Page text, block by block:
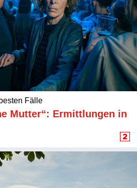
Fälle
Mutter“: Ermittlungen in